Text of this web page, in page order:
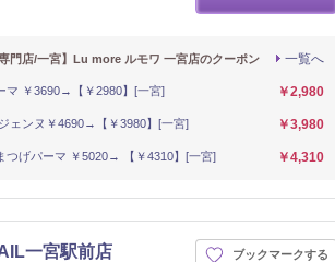
一覧へ
門店/一宮】Lu more ルモワ 一宮店のクーポン
マ ￥3690→【￥2980】[一宮] ￥2,980
ェンヌ￥4690→【￥3980】[一宮] ￥3,980
つげパーマ ￥5020→ 【￥4310】[一宮] ￥4,310
一宮駅前店 ブックマークする